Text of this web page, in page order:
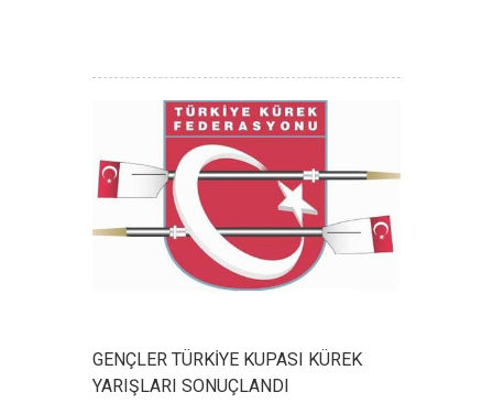
GENÇLER TÜRKİYE KUPASI KÜREK
YARIŞLARI SONUÇLANDI